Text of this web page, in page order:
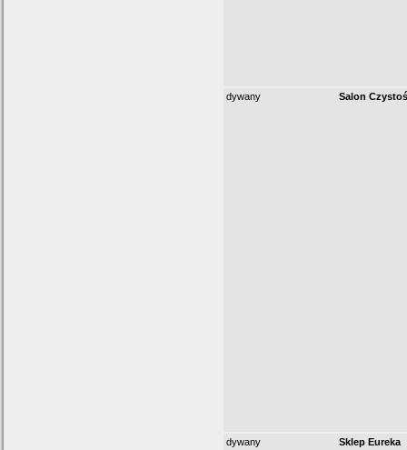
dywany Salon
dywany Sklep Eureka